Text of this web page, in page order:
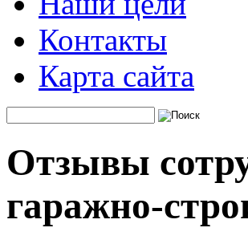
Контакты
Карта сайта
Отзывы
гаражно-